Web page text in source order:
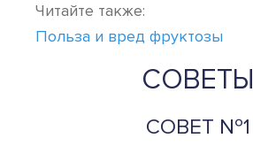
Читайте также:
Польза и вред фруктозы
СОВЕТЫ
СОВЕТ №1